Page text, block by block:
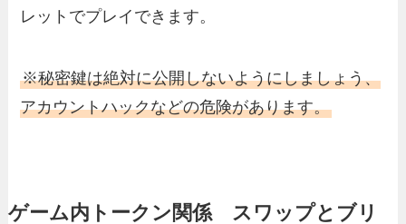
レットでプレイできます。
※秘密鍵は絶対に公開しないようにしましょう、
アカウントハックなどの危険があります。
ゲーム内トークン関係 スワップとブリ